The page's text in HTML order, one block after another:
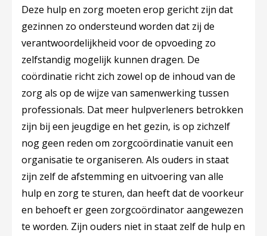
Deze hulp en zorg moeten erop gericht zijn dat
gezinnen zo ondersteund worden dat zij de
verantwoordelijkheid voor de opvoeding zo
zelfstandig mogelijk kunnen dragen. De
coördinatie richt zich zowel op de inhoud van de
zorg als op de wijze van samenwerking tussen
professionals. Dat meer hulpverleners betrokken
zijn bij een jeugdige en het gezin, is op zichzelf
nog geen reden om zorgcoördinatie vanuit een
organisatie te organiseren. Als ouders in staat
zijn zelf de afstemming en uitvoering van alle
hulp en zorg te sturen, dan heeft dat de voorkeur
en behoeft er geen zorgcoördinator aangewezen
te worden. Zijn ouders niet in staat zelf de hulp en